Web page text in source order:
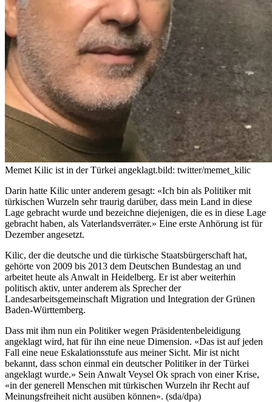
Memet Kilic ist in der Türkei angeklagt.bild: twitter/memet_kilic
Darin hatte Kilic unter anderem gesagt: «Ich bin als Politiker mit
türkischen Wurzeln sehr traurig darüber, dass mein Land in diese
Lage gebracht wurde und bezeichne diejenigen, die es in diese Lage
gebracht haben, als Vaterlandsverräter.» Eine erste Anhörung ist für
Dezember angesetzt.
Kilic, der die deutsche und die türkische Staatsbürgerschaft hat,
gehörte von 2009 bis 2013 dem Deutschen Bundestag an und
arbeitet heute als Anwalt in Heidelberg. Er ist aber weiterhin
politisch aktiv, unter anderem als Sprecher der
Landesarbeitsgemeinschaft Migration und Integration der Grünen
Baden-Württemberg.
Dass mit ihm nun ein Politiker wegen Präsidentenbeleidigung
angeklagt wird, hat für ihn eine neue Dimension. «Das ist auf jeden
Fall eine neue Eskalationsstufe aus meiner Sicht. Mir ist nicht
bekannt, dass schon einmal ein deutscher Politiker in der Türkei
angeklagt wurde.» Sein Anwalt Veysel Ok sprach von einer Krise,
«in der generell Menschen mit türkischen Wurzeln ihr Recht auf
Meinungsfreiheit nicht ausüben können». (sda/dpa)